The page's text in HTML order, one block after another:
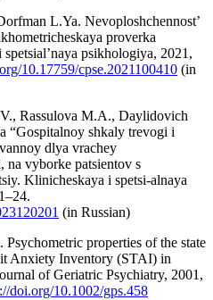
L.Ya. Nevoploshchennost’
proverka
psikhologiya, 2021,
10.17759/cpse.2021100410 (in
Rassulova M.A., Daylidovich
“Gospitalnoy shkaly trevogi i
dlya vrachey
na vyborke patsientov s
Klinicheskaya i spetsi-alnaya
(in Russian)
properties of the state
Anxiety Inventory (STAI) in
of Geriatric Psychiatry, 2001,
doi.org/10.1002/gps.458